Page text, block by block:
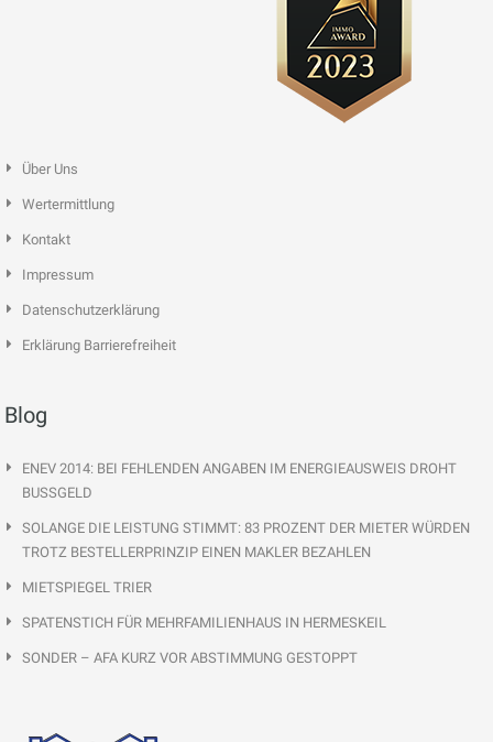
Über Uns
Wertermittlung
Kontakt
Impressum
Datenschutzerklärung
Erklärung Barrierefreiheit
Blog
ENEV 2014: BEI FEHLENDEN ANGABEN IM ENERGIEAUSWEIS DROHT
BUSSGELD
SOLANGE DIE LEISTUNG STIMMT: 83 PROZENT DER MIETER WÜRDEN
TROTZ BESTELLERPRINZIP EINEN MAKLER BEZAHLEN
MIETSPIEGEL TRIER
SPATENSTICH FÜR MEHRFAMILIENHAUS IN HERMESKEIL
SONDER – AFA KURZ VOR ABSTIMMUNG GESTOPPT